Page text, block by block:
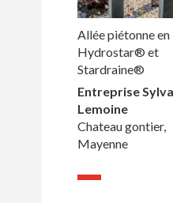
Allée piétonne en
Hydrostar® et
Stardraine®
Entreprise
Lemoine
Chateau gontier,
Mayenne